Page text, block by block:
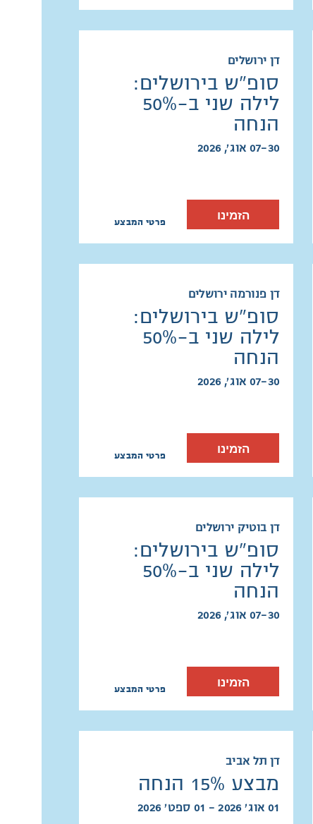
דן ירושלים
סופ"ש בירושלים:
לילה שני ב-50%
הנחה
07-30 אוג׳, 2026
הזמינו פרטי המבצע
דן פנורמה ירושלים
סופ"ש בירושלים:
לילה שני ב-50%
הנחה
07-30 אוג׳, 2026
הזמינו פרטי המבצע
דן בוטיק ירושלים
סופ"ש בירושלים:
לילה שני ב-50%
הנחה
07-30 אוג׳, 2026
הזמינו פרטי המבצע
דן תל אביב
מבצע 15% הנחה
01 אוג׳ 2026 - 01 ספט׳ 2026